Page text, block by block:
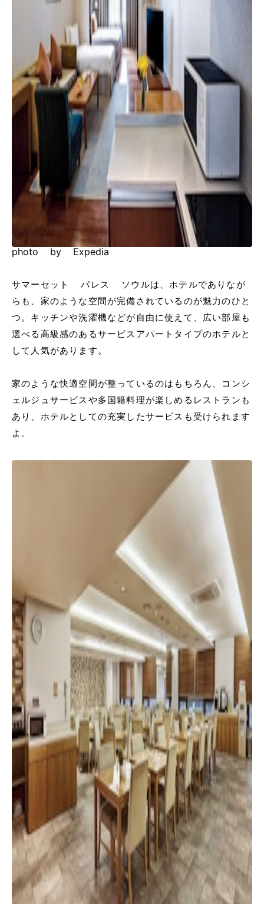
photo by Expedia
サマーセット パレス ソウルは、ホテルでありなが
らも、家のような空間が完備されているのが魅力のひと
つ。キッチンや洗濯機などが自由に使えて、広い部屋も
選べる高級感のあるサービスアパートタイプのホテルと
して人気があります。
家のような快適空間が整っているのはもちろん、コンシ
ェルジュサービスや多国籍料理が楽しめるレストランも
あり、ホテルとしての充実したサービスも受けられます
よ。